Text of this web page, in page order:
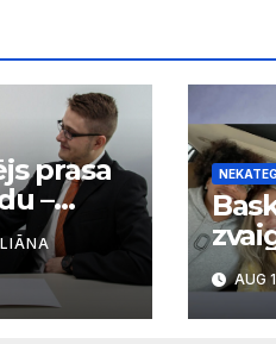
prasa
–
LIĀNA
AUG